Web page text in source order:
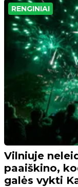
RENGINIAI
Vilniuje
paaiškino,
galės vykti